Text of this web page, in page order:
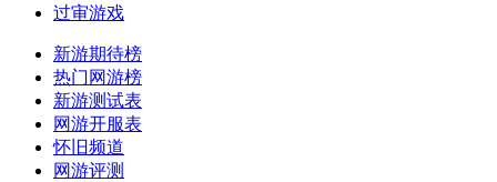
过审游戏
新游期待榜
热门网游榜
新游测试表
网游开服表
怀旧频道
网游评测